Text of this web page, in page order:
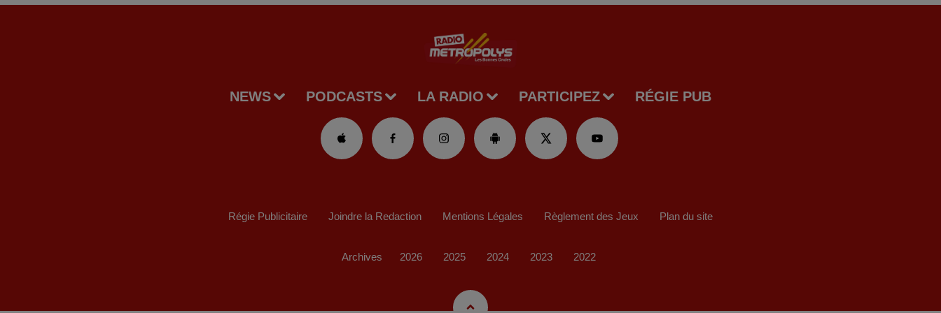
NEWS PODCASTS LA RADIO PARTICIPEZ RÉGIE PUB
Régie Publicitaire Joindre la Redaction Mentions Légales Règlement des Jeux Plan du site
Archives 2026 2025 2024 2023 2022